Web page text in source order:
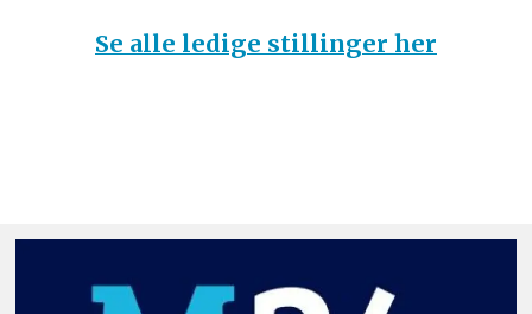
Se alle ledige stillinger her